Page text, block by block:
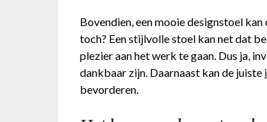
Bovendien, een mooie designstoel
toch? Een stijlvolle stoel kan net dat
plezier aan het werk te gaan. Dus ja,
dankbaar zijn. Daarnaast kan de juiste
bevorderen.